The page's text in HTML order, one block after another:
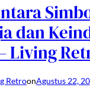
dan
Living
RetroonAgustus 22,